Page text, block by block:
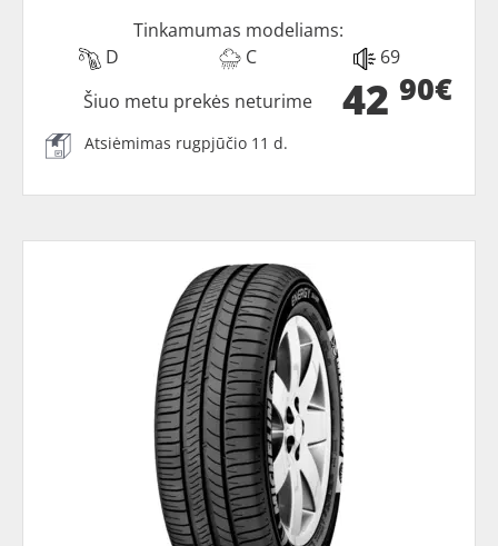
Tinkamumas modeliams:
D
C 69
42 90€
Šiuo metu prekės neturime
Atsiėmimas rugpjūčio 11 d.